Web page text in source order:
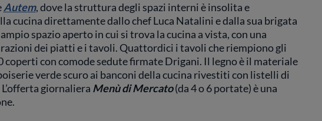
Autem, dove la struttura degli spazi interni è insolita e
cucina direttamente dallo chef Luca Natalini e dalla sua brigata
spazio aperto in cui si trova la cucina a vista, con una
dei piatti e i tavoli. Quattordici i tavoli che riempiono gli
coperti con comode sedute firmate Drigani. Il legno è il materiale
verde scuro ai banconi della cucina rivestiti con listelli di
giornaliera Menù di Mercato (da 4 o 6 portate) è una